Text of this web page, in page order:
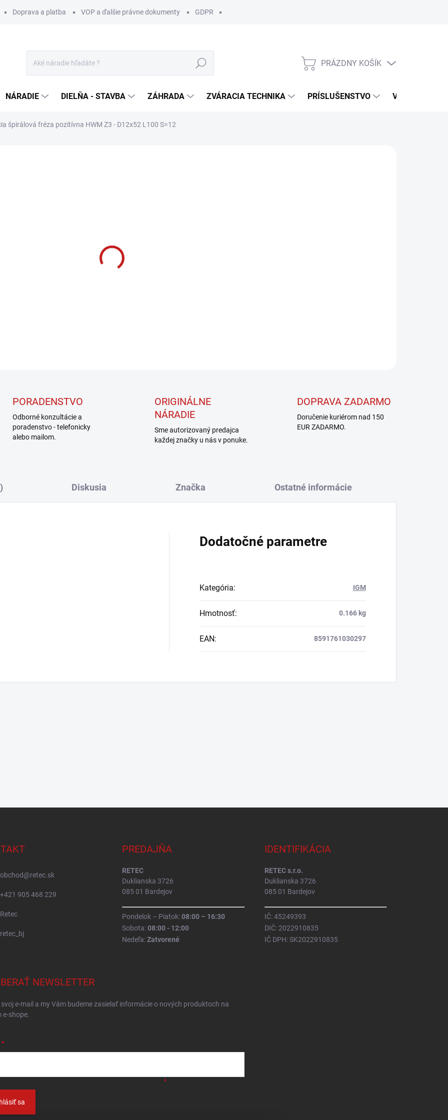
Doprava a platba VOP a ďalšie právne dokumenty GDPR
Hľadať
NÁKUPNÝ
PRÁZDNY KOŠÍK
NÁRADIE DIELŇA - STAVBA ZÁHRADA ZVÁRACIA TECHNIKA PRÍSLUŠENSTVO VÝROBCOVIA
špirálová fréza pozitívna HWM Z3 - D12x52 L100 S=12
PORADENSTVO
Odborné konzultácie a
poradenstvo - telefonicky
alebo mailom.
ORIGINÁLNE
NÁRADIE
Sme autorizovaný predajca
každej značky u nás v ponuke.
DOPRAVA ZADARMO
Doručenie kuriérom nad 150
EUR ZADARMO.
Diskusia Značka Ostatné informácie
Dodatočné parametre
Kategória: IGM
Hmotnosť: 0.166 kg
EAN: 8591761030297
obchod@retec.sk
+421 905 468 229
Retec
retec_bj
PREDAJŇA
RETEC
Duklianska 3726
085 01 Bardejov
Pondelok – Piatok:08:00 – 16:30
Sobota:08:00 - 12:00
Nedeľa:Zatvorené
IDENTIFIKÁCIA
RETEC s.r.o.
Duklianska 3726
085 01 Bardejov
IČ: 45249393
DIČ: 2022910835
IČ DPH: SK2022910835
NEWSLETTER
e-mail a my Vám budeme zasielať informácie o nových produktoch na
e-shope.
sa